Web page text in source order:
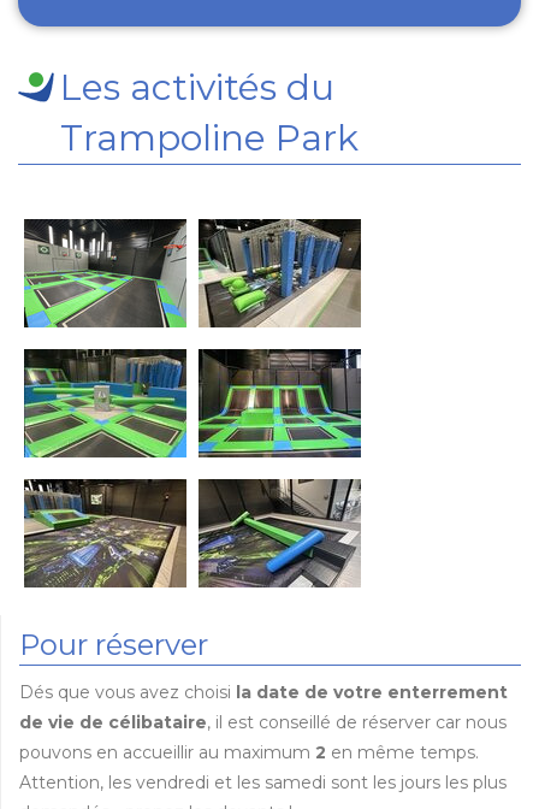
Les activités du
Trampoline Park
Pour réserver
Dés que vous avez choisi la date de votre enterrement
de vie de célibataire, il est conseillé de réserver car nous
pouvons en accueillir au maximum 2 en même temps.
Attention, les vendredi et les samedi sont les jours les plus